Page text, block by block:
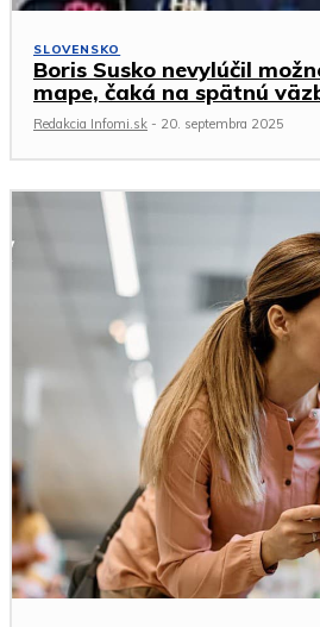
SLOVENSKO
Boris Susko nevylúčil
mape, čaká na spätnú
Redakcia Infomi.sk - 20. septembra 2025